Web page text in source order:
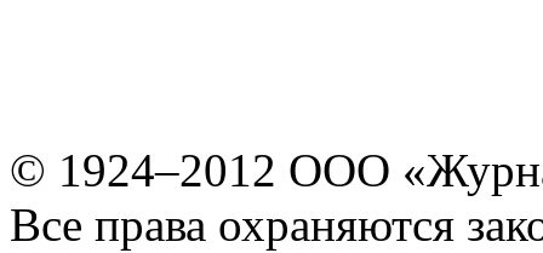
© 1924–2012 ООО
Все права охраняются